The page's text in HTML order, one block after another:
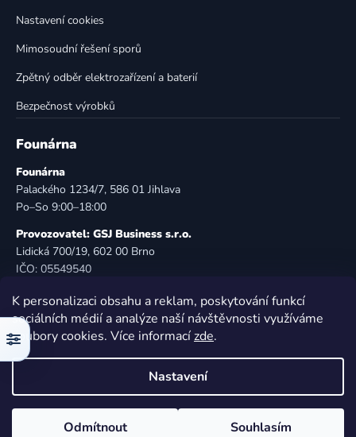
K personalizaci obsahu a reklam, poskytování funkcí
sociálních médií a analýze naší návštěvnosti využíváme
soubory cookies. Více informacízde.
Nastavení
Odmítnout Souhlasím
Nastavení cookies
Mimosoudní řešení sporů
Zpětný odběr elektrozařízení a baterií
Bezpečnost výrobků
Founárna
Founárna
Palackého 1234/7, 586 01 Jihlava
Po–So 9:00–18:00
Provozovatel: GSJ Business s.r.o.
Lidická 700/19, 602 00 Brno
IČO: 05549540
E-mail:info@founarna.cz
Telefon: 721 485 258
© Founárna. Všechna práva vyhrazena.
Vytvořil Shoptet
Copyright 2026Founárna . Všechna práva vyhrazena.
Filtr